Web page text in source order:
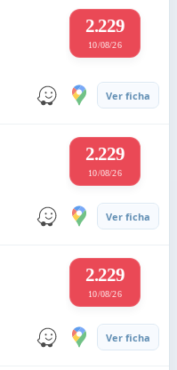
2.229
10/08/26
Ver ficha
2.229
10/08/26
Ver ficha
2.229
10/08/26
Ver ficha